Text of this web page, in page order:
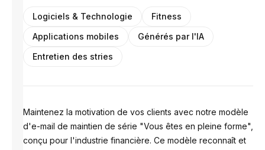
Logiciels & Technologie
Fitness
Applications mobiles
Générés par l'IA
Entretien des stries
Maintenez la motivation de vos clients avec notre modèle
d'e-mail de maintien de série "Vous êtes en pleine forme",
conçu pour l'industrie financière. Ce modèle reconnaît et